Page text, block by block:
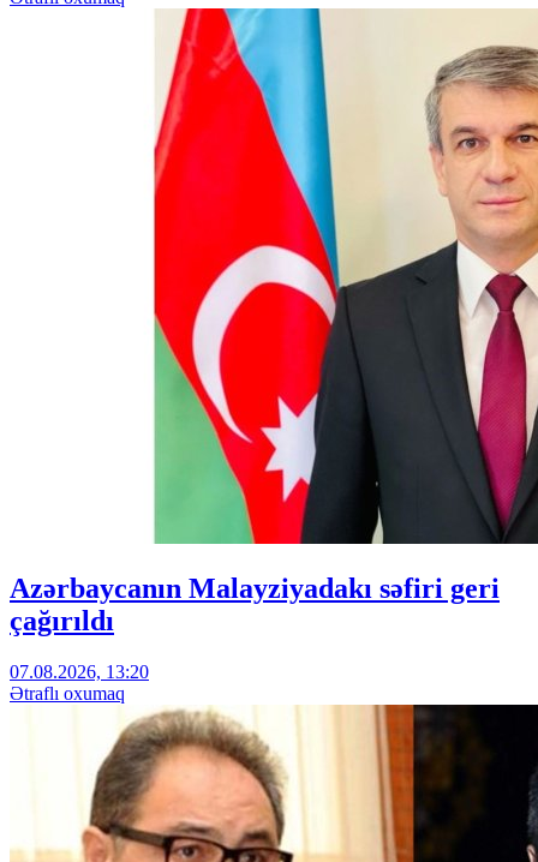
Azərbaycanın Malayziyadakı səfiri geri
çağırıldı
07.08.2026, 13:20
Ətraflı oxumaq